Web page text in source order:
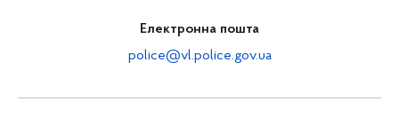
Електронна пошта
police@vl.police.gov.ua